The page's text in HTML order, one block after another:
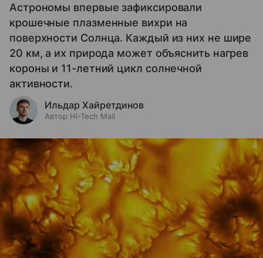
Астрономы впервые зафиксировали
крошечные плазменные вихри на
поверхности Солнца. Каждый из них не шире
20 км, а их природа может объяснить нагрев
короны и 11-летний цикл солнечной
активности.
Ильдар Хайретдинов
Автор Hi-Tech Mail